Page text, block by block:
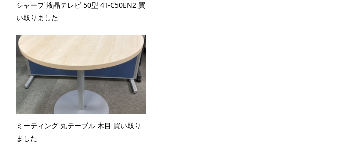
シャープ 液晶テレビ 50型 4T-C50EN2 買
い取りました
ミーティング 丸テーブル 木目 買い取り
ました